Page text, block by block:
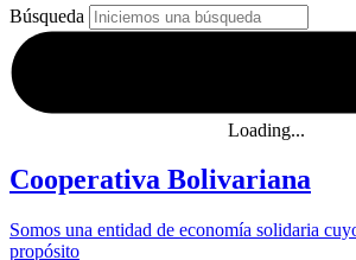
Búsqueda
Loading...
Cooperativa Bolivariana
Somos una entidad de economía solidaria
propósito